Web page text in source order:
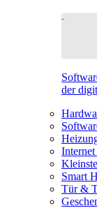
der
Smart
Tür &